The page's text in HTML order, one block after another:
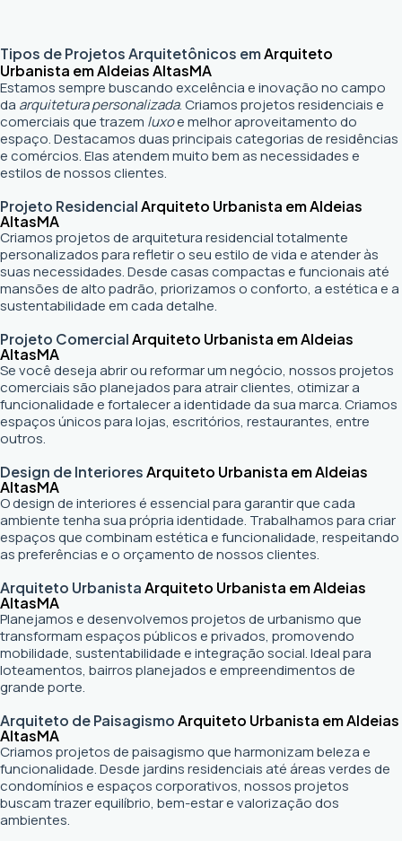
Tipos de Projetos Arquitetônicos emArquiteto
Urbanista em Aldeias AltasMA
Estamos sempre buscando excelência e inovação no campo
da arquitetura personalizada. Criamos projetos residenciais e
comerciais que trazem luxoe melhor aproveitamento do
espaço. Destacamos duas principais categorias de residências
e comércios. Elas atendem muito bem as necessidades e
estilos de nossos clientes.
Projeto ResidencialArquiteto Urbanista em Aldeias
AltasMA
Criamos projetos de arquitetura residencial totalmente
personalizados para refletir o seu estilo de vida e atender às
suas necessidades. Desde casas compactas e funcionais até
mansões de alto padrão, priorizamos o conforto, a estética e a
sustentabilidade em cada detalhe.
Projeto ComercialArquiteto Urbanista em Aldeias
AltasMA
Se você deseja abrir ou reformar um negócio, nossos projetos
comerciais são planejados para atrair clientes, otimizar a
funcionalidade e fortalecer a identidade da sua marca. Criamos
espaços únicos para lojas, escritórios, restaurantes, entre
outros.
Design de InterioresArquiteto Urbanista em Aldeias
AltasMA
O design de interiores é essencial para garantir que cada
ambiente tenha sua própria identidade. Trabalhamos para criar
espaços que combinam estética e funcionalidade, respeitando
as preferências e o orçamento de nossos clientes.
Arquiteto UrbanistaArquiteto Urbanista em Aldeias
AltasMA
Planejamos e desenvolvemos projetos de urbanismo que
transformam espaços públicos e privados, promovendo
mobilidade, sustentabilidade e integração social. Ideal para
loteamentos, bairros planejados e empreendimentos de
grande porte.
Arquiteto de PaisagismoArquiteto Urbanista em Aldeias
AltasMA
Criamos projetos de paisagismo que harmonizam beleza e
funcionalidade. Desde jardins residenciais até áreas verdes de
condomínios e espaços corporativos, nossos projetos
buscam trazer equilíbrio, bem-estar e valorização dos
ambientes.